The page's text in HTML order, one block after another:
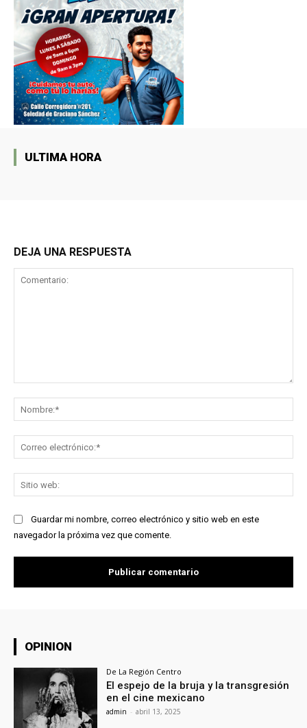
ULTIMA HORA
DEJA UNA RESPUESTA
Guardar mi nombre, correo electrónico y sitio web en este
navegador la próxima vez que comente.
OPINION
De La Región Centro
El espejo de la bruja y la transgresión
en el cine mexicano
admin - abril 13, 2025